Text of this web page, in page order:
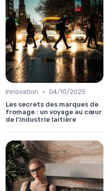
Innovation • 04/10/2025
Les secrets des marques de
fromage : un voyage au cœur
de l'industrie laitière